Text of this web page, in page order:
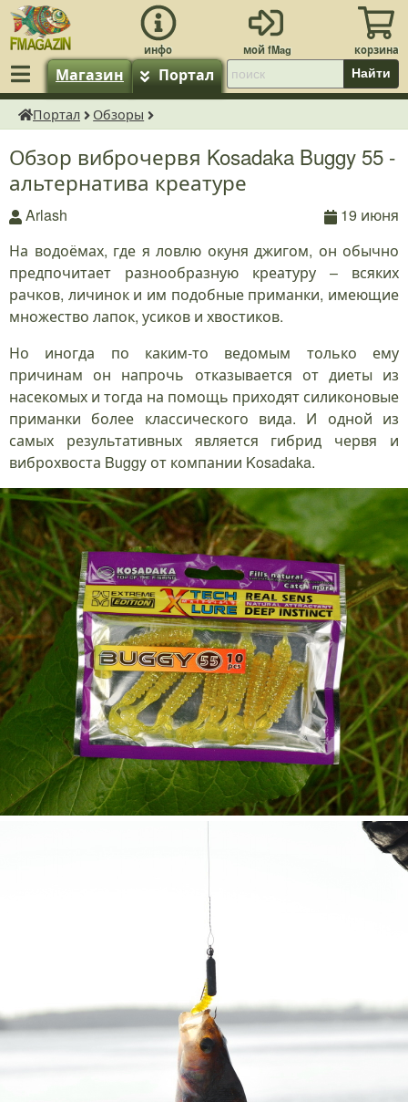
Магазин Портал Найти
fMagazin.ru
Портал Обзоры
Обзор виброчервя Kosadaka Buggy 55 -
альтернатива креатуре
Arlash
19 июня
На водоёмах, где я ловлю окуня джигом, он обычно
предпочитает разнообразную креатуру – всяких
рачков, личинок и им подобные приманки, имеющие
множество лапок, усиков и хвостиков.
Но иногда по каким-то ведомым только ему
причинам он напрочь отказывается от диеты из
насекомых и тогда на помощь приходят силиконовые
приманки более классического вида. И одной из
самых результативных является гибрид червя и
виброхвоста Buggy от компании Kosadaka.